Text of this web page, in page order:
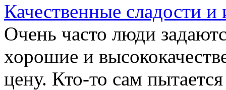
Качественные сладости и
Очень часто люди
хорошие и
цену. Кто-то сам